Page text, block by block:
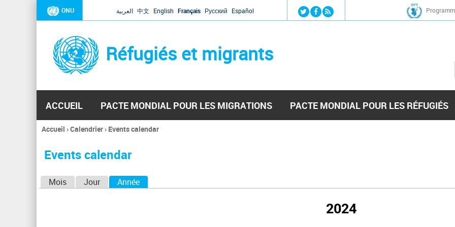
Jump to navigation
ONU العربية 中文 English Français Русский Español
Réfugiés et migrants
ACCUEIL PACTE MONDIAL POUR LES MIGRATIONS PACTE MONDIAL POUR LES RÉFUGIÉS
Vous
ici
Accueil ›Calendrier› Events calendar
Events calendar
Mois Jour Année
2024